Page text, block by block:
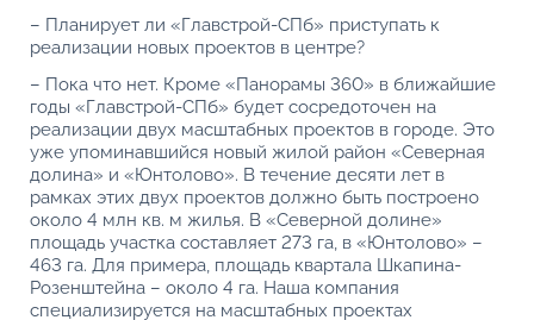
– Планирует ли «Главстрой-СПб» приступать к
реализации новых проектов в центре?
– Пока что нет. Кроме «Панорамы 360» в ближайшие
годы «Главстрой-СПб» будет сосредоточен на
реализации двух масштабных проектов в городе. Это
уже упоминавшийся новый жилой район «Северная
долина» и «Юнтолово». В течение десяти лет в
рамках этих двух проектов должно быть построено
около 4 млн кв. м жилья. В «Северной долине»
площадь участка составляет 273 га, в «Юнтолово» –
463 га. Для примера, площадь квартала Шкапина-
Розенштейна – около 4 га. Наша компания
специализируется на масштабных проектах